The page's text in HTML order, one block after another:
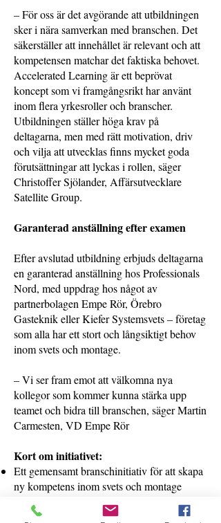
– För oss är det avgörande att utbildningen
sker i nära samverkan med branschen. Det
säkerställer att innehållet är relevant och att
kompetensen matchar det faktiska behovet.
Accelerated Learning är ett beprövat
koncept som vi framgångsrikt har använt
inom flera yrkesroller och branscher.
Utbildningen ställer höga krav på
deltagarna, men med rätt motivation, driv
och vilja att utvecklas finns mycket goda
förutsättningar att lyckas i rollen, säger
Christoffer Sjölander, Affärsutvecklare
Satellite Group.
Garanterad anställning efter examen
Efter avslutad utbildning erbjuds deltagarna
en garanterad anställning hos Professionals
Nord, med uppdrag hos något av
partnerbolagen Empe Rör, Örebro
Gasteknik eller Kiefer Systemsvets – företag
som alla har ett stort och långsiktigt behov
inom svets och montage.
– Vi ser fram emot att välkomna nya
kollegor som kommer kunna stärka upp
teamet och bidra till branschen, säger Martin
Carmesten, VD Empe Rör
Kort om initiativet:
Ett gemensamt branschinitiativ för att skapa
ny kompetens inom svets och montage
Möjlighet för drivna personer att byta
karriärbana till ett framtidssäkert yrke